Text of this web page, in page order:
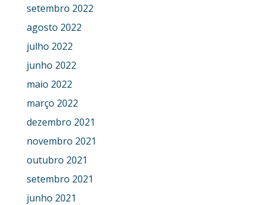
setembro 2022
agosto 2022
julho 2022
junho 2022
maio 2022
março 2022
dezembro 2021
novembro 2021
outubro 2021
setembro 2021
junho 2021